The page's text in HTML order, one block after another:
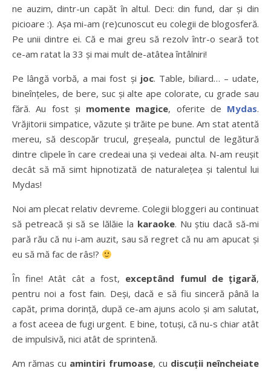
ne auzim, dintr-un capăt în altul. Deci: din fund, dar şi din
picioare :). Aşa mi-am (re)cunoscut eu colegii de blogosferă.
Pe unii dintre ei. Că e mai greu să rezolv într-o seară tot
ce-am ratat la 33 şi mai mult de-atâtea întâlniri!
Pe lângă vorbă, a mai fost şi joc. Table, biliard… – udate,
bineînţeles, de bere, suc şi alte ape colorate, cu grade sau
fără. Au fost şi momente magice, oferite de Mydas.
Vrăjitorii simpatice, văzute şi trăite pe bune. Am stat atentă
mereu, să descopăr trucul, greşeala, punctul de legătură
dintre clipele în care credeai una şi vedeai alta. N-am reuşit
decât să mă simt hipnotizată de naturaleţea şi talentul lui
Mydas!
Noi am plecat relativ devreme. Colegii bloggeri au continuat
să petreacă şi să se lălăie la karaoke. Nu ştiu dacă să-mi
pară rău că nu i-am auzit, sau să regret că nu am apucat şi
eu să mă fac de râs!?
În fine! Atât cât a fost, exceptând fumul de ţigară,
pentru noi a fost fain. Deşi, dacă e să fiu sinceră până la
capăt, prima dorinţă, după ce-am ajuns acolo şi am salutat,
a fost aceea de fugi urgent. E bine, totuşi, că nu-s chiar atât
de impulsivă, nici atât de sprintenă.
Am rămas cu amintiri frumoase, cu discuţii neîncheiate